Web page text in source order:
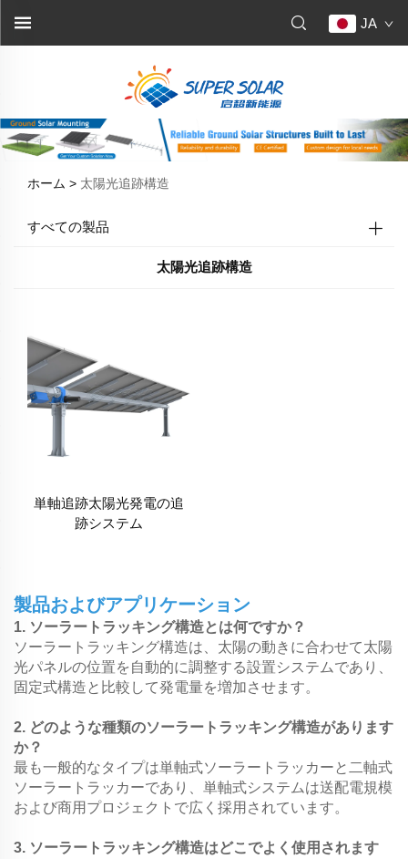
JA
ホーム > 太陽光追跡構造
すべての製品
太陽光追跡構造
単軸追跡太陽光発電の追
跡システム
製品およびアプリケーション
1. ソーラートラッキング構造とは何ですか？
ソーラートラッキング構造は、太陽の動きに合わせて太陽
光パネルの位置を自動的に調整する設置システムであり、
固定式構造と比較して発電量を増加させます。
2. どのような種類のソーラートラッキング構造があります
か？
最も一般的なタイプは単軸式ソーラートラッカーと二軸式
ソーラートラッカーであり、単軸式システムは送配電規模
および商用プロジェクトで広く採用されています。
3. ソーラートラッキング構造はどこでよく使用されます